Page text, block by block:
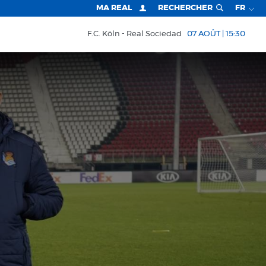
MA REAL RECHERCHER FR
F.C. Köln Real Sociedad 07 AOÛT | 15:30